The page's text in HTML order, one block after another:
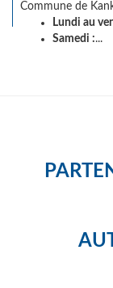
Commune de
Lundi au
Samedi :...